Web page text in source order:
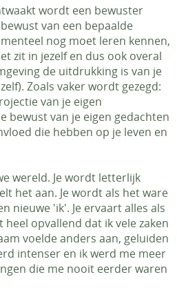
wordt een bewuster
van een bepaalde
nog moet leren kennen,
zit in jezelf en dus ook overal
de uitdrukking is van je
Zoals vaker wordt gezegd:
van je eigen
bewust van je eigen gedachten
die hebben op je leven en
wereld. Je wordt letterlijk
het aan. Je wordt als het ware
nieuwe 'ik'. Je ervaart alles als
heel opvallend dat ik vele zaken
voelde anders aan, geluiden
intenser en ik werd me meer
die me nooit eerder waren